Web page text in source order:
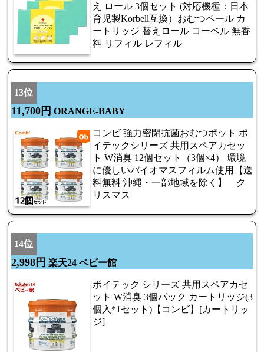
え ロール 3個セット (対応機種：日本
育児製Korbell互換）おむつペール カ
ートリッジ 替えロール コーベル 無香
料 リフィル レフィル
13位
11,700円 ORANGE-BABY
コンビ 強力密閉抗菌おむつポット ポ
イテックシリーズ 共用スペアカセッ
ト W消臭 12個セット（3個×4） 環境
に優しいバイオマスフィルム使用【送
料無料 沖縄・一部地域を除く】 ク
リスマス
14位
2,998円 楽天24 ベビー館
ポイテック シリーズ 共用スペアカセ
ット W消臭 3個パック カートリッジ(3
個入*1セット)【コンビ】[カートリッ
ジ]